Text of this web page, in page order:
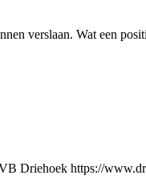
verslaan. Wat een
Driehoek https://